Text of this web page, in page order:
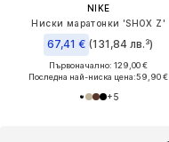
NIKE
Ниски маратонки 'SHOX Z'
67,41 € (131,84 лв.³)
Първоначално: 129,00 €
Последна най-ниска цена:59,90 €
+5